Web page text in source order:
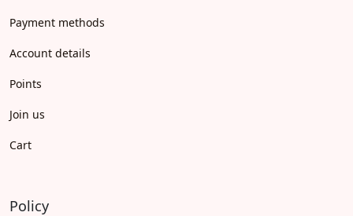
Payment methods
Account details
Points
Join us
Cart
Policy